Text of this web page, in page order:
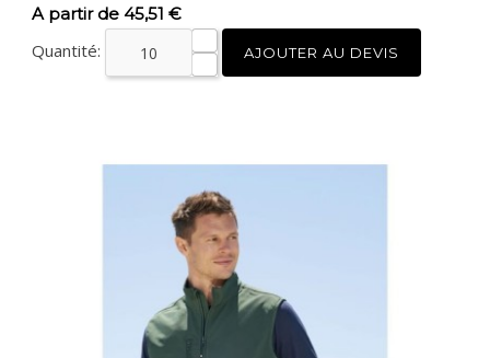
Prix
A partir de 45,51 €
Quantité: AJOUTER AU DEVIS